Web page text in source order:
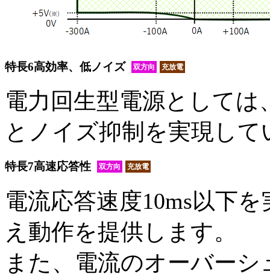
特長6高効率、低ノイズ 双方向 充放電
電力回生型電源として
とノイズ抑制を実現して
特長7高速応答性 双方向 充放電
電流応答速度10ms以下
え動作を提供します。
また、電流のオーバー